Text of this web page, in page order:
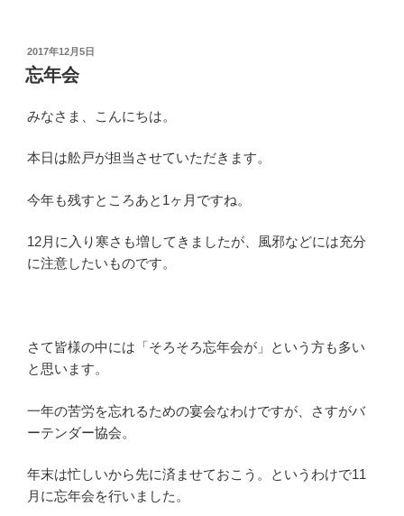
投
稿
日:
2017年12月5日
忘年会
みなさま、こんにちは。
本日は舩戸が担当させていただきます。
今年も残すところあと1ヶ月ですね。
12月に入り寒さも増してきましたが、風邪などには充分
に注意したいものです。
さて皆様の中には「そろそろ忘年会が」という方も多い
と思います。
一年の苦労を忘れるための宴会なわけですが、さすがバ
ーテンダー協会。
年末は忙しいから先に済ませておこう。というわけで11
月に忘年会を行いました。